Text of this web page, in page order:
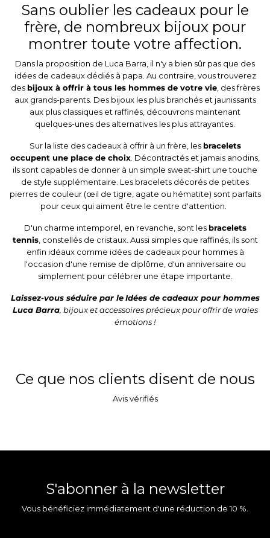
Sans oublier les cadeaux pour le
frère, de nombreux bijoux pour
montrer toute votre affection.
Dans la proposition de Luca Barra, il n'y a bien sûr pas que des
idées de cadeaux dédiés à papa. Au contraire, vous trouverez
des bijoux à offrir à tous les hommes de votre vie, des frères
aux grands-parents. Des bijoux les plus branchés et jaunissants
aux plus classiques et raffinés, découvrons maintenant
quelques-unes des alternatives les plus attrayantes.
Sur la liste des cadeaux à offrir à un frère, les bracelets
occupent une place de choix . Décontractés et jamais anodins,
ils sont capables de donner à un simple sweat-shirt une touche
de style supplémentaire. Les bracelets décorés de petites
pierres de couleur (œil de tigre, agate ou hématite) sont parfaits
pour ceux qui aiment être le centre d'attention.
D'un charme intemporel, en revanche, sont les bracelets
tennis, constellés de cristaux. Aussi simples que raffinés, ils sont
enfin idéaux comme idées de cadeaux pour hommes à
l'occasion d'une remise de diplôme, d'un anniversaire ou
simplement pour célébrer une étape importante.
Laissez-vous séduire par le Idées de cadeaux pour hommes
Luca Barra, bijoux et accessoires précieux pour offrir de vraies
émotions !
Ce que nos clients disent de nous
Avis vérifiés
S'abonner à la newsletter
Vous bénéficiez immédiatement d'une réduction de 10 %.